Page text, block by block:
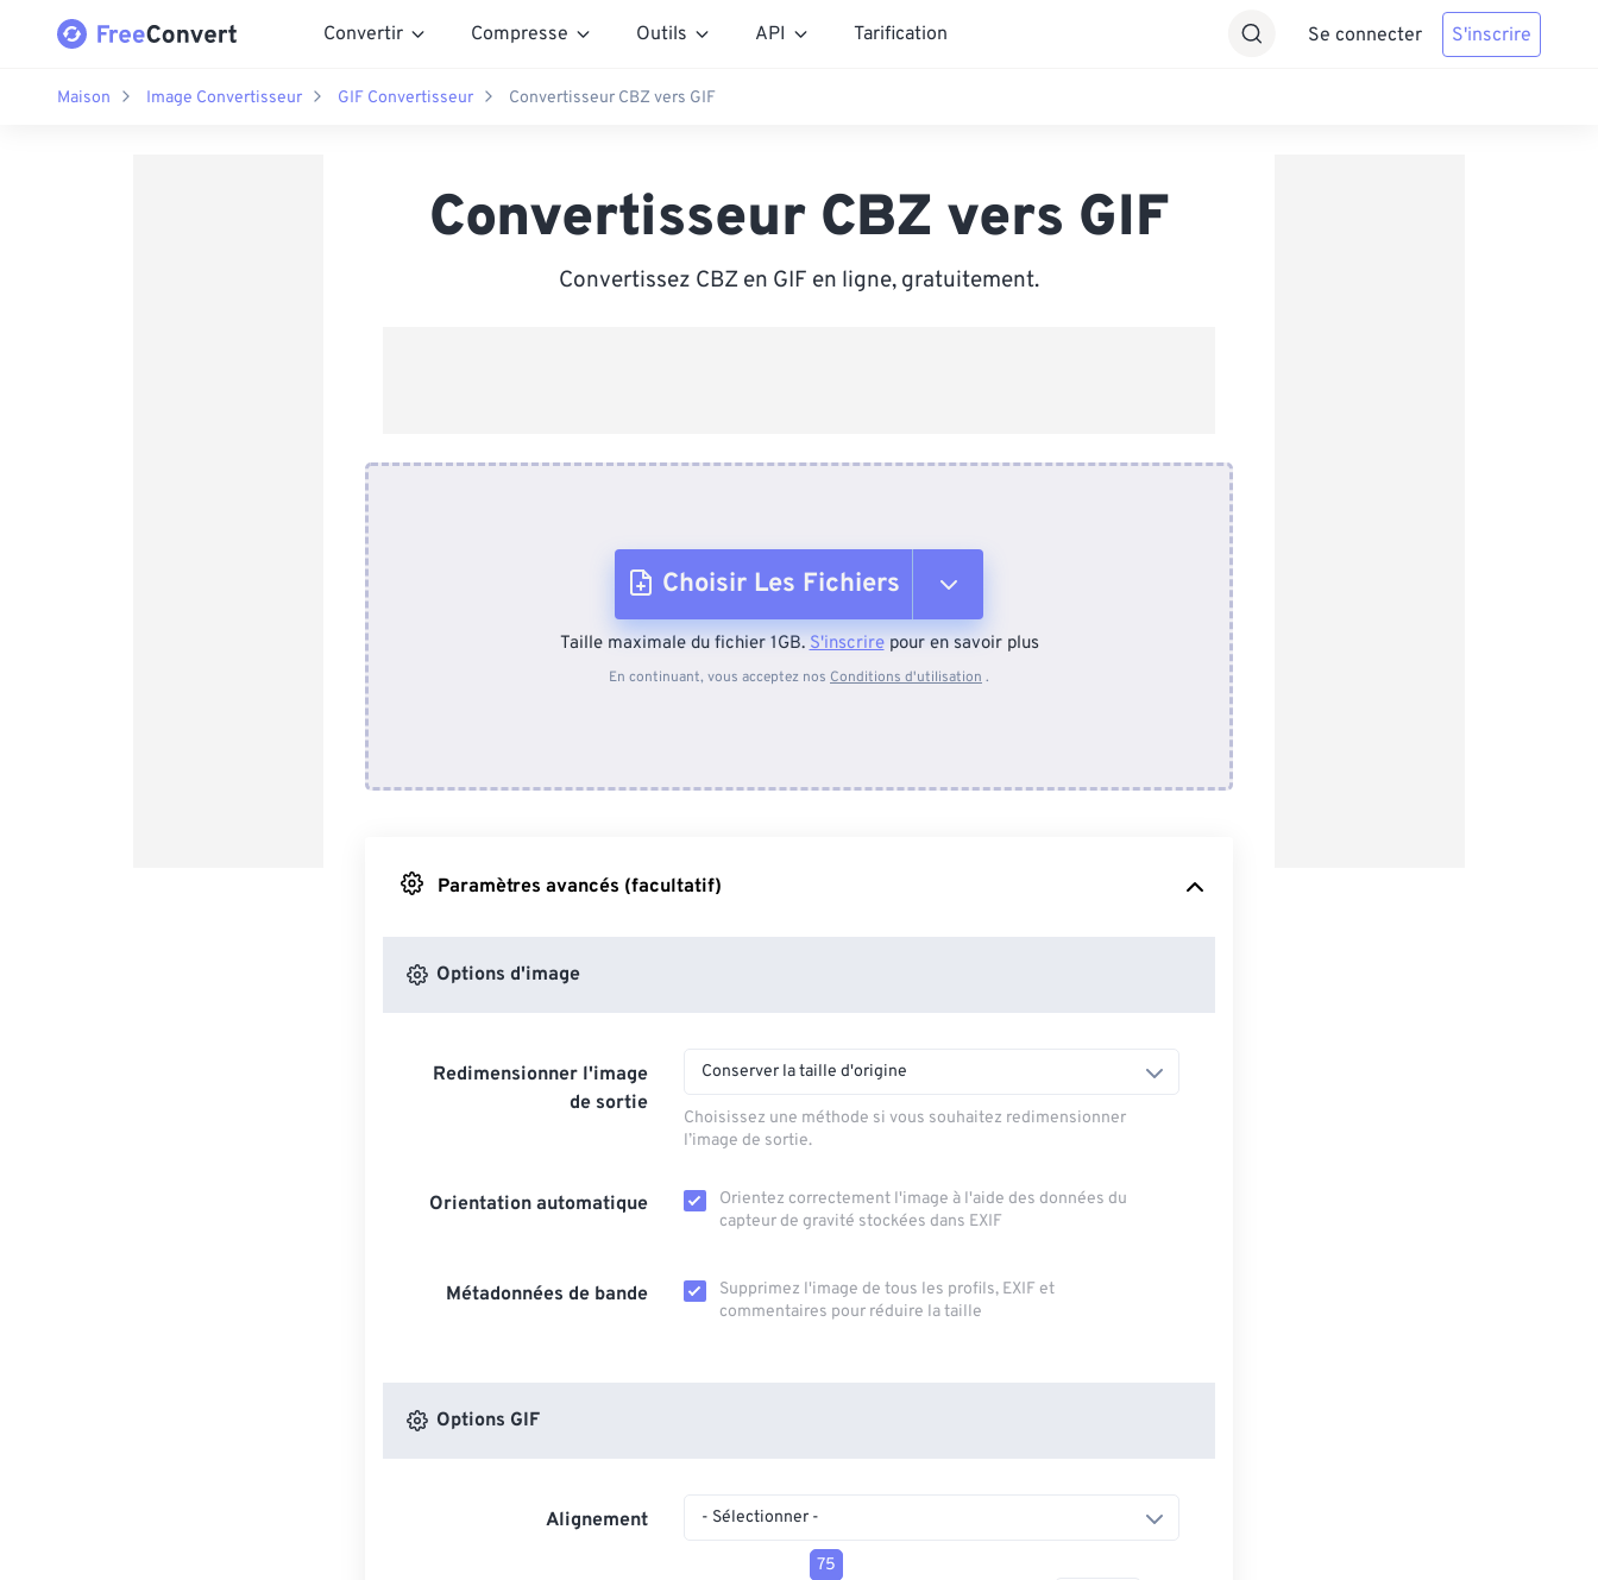
Convertir Compresse Outils API Tarification Se connecter S'inscrire
Maison Image Convertisseur GIF Convertisseur Convertisseur CBZ vers GIF
Convertisseur CBZ vers GIF
Convertissez CBZ en GIF en ligne, gratuitement.
Choisir Les Fichiers
Depuis l'appareil
Taille maximale du fichier 1GB.S'inscrirepour en savoir plus
En continuant, vous acceptez nos Conditions d'utilisation .
Paramètres avancés (facultatif)
Options d'image
Redimensionner l'image
de sortie
Conserver la taille d'origine
Choisissez une méthode si vous souhaitez redimensionner
l’image de sortie.
Orientation automatique
Orientez correctement l'image à l'aide des données du
capteur de gravité stockées dans EXIF
Métadonnées de bande
Supprimez l'image de tous les profils, EXIF ​​et
commentaires pour réduire la taille
Options GIF
Alignement - Sélectionner -
75